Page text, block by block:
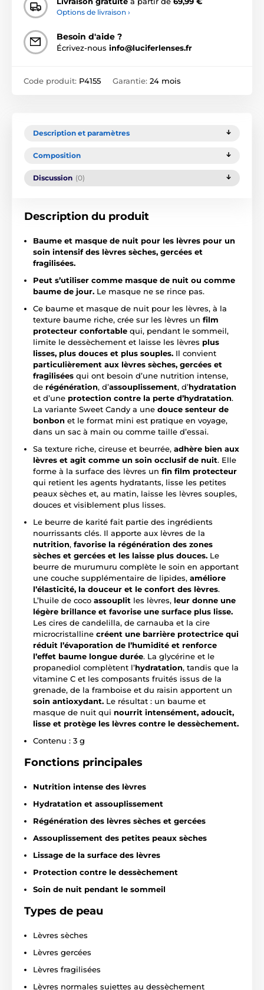
Options de livraison ›
Besoin d'aide ?
Écrivez-nous info@luciferlenses.fr
Code produit: P4155 Garantie: 24 mois
Description et paramètres
Composition
Discussion (0)
Description du produit
Baume et masque de nuit pour les lèvres pour un
soin intensif des lèvres sèches, gercées et
fragilisées.
Peut s’utiliser comme masque de nuit ou comme
baume de jour. Le masque ne se rince pas.
Ce baume et masque de nuit pour les lèvres, à la
texture baume riche, crée sur les lèvres un film
protecteur confortable qui, pendant le sommeil,
limite le dessèchement et laisse les lèvres plus
lisses, plus douces et plus souples. Il convient
particulièrement aux lèvres sèches, gercées et
fragilisées qui ont besoin d’une nutrition intense,
de régénération, d’assouplissement, d’hydratation
et d’une protection contre la perte d’hydratation.
La variante Sweet Candy a une douce senteur de
bonbon et le format mini est pratique en voyage,
dans un sac à main ou comme taille d’essai.
Sa texture riche, cireuse et beurrée, adhère bien aux
lèvres et agit comme un soin occlusif de nuit. Elle
forme à la surface des lèvres un fin film protecteur
qui retient les agents hydratants, lisse les petites
peaux sèches et, au matin, laisse les lèvres souples,
douces et visiblement plus lisses.
Le beurre de karité fait partie des ingrédients
nourrissants clés. Il apporte aux lèvres de la
nutrition, favorise la régénération des zones
sèches et gercées et les laisse plus douces. Le
beurre de murumuru complète le soin en apportant
une couche supplémentaire de lipides, améliore
l’élasticité, la douceur et le confort des lèvres.
L’huile de coco assouplit les lèvres, leur donne une
légère brillance et favorise une surface plus lisse.
Les cires de candelilla, de carnauba et la cire
microcristalline créent une barrière protectrice qui
réduit l’évaporation de l’humidité et renforce
l’effet baume longue durée. La glycérine et le
propanediol complètent l’hydratation, tandis que la
vitamine C et les composants fruités issus de la
grenade, de la framboise et du raisin apportent un
soin antioxydant. Le résultat : un baume et
masque de nuit qui nourrit intensément, adoucit,
lisse et protège les lèvres contre le dessèchement.
Contenu : 3 g
Fonctions principales
Nutrition intense des lèvres
Hydratation et assouplissement
Régénération des lèvres sèches et gercées
Assouplissement des petites peaux sèches
Lissage de la surface des lèvres
Protection contre le dessèchement
Soin de nuit pendant le sommeil
Types de peau
Lèvres sèches
Lèvres gercées
Lèvres fragilisées
Lèvres normales sujettes au dessèchement